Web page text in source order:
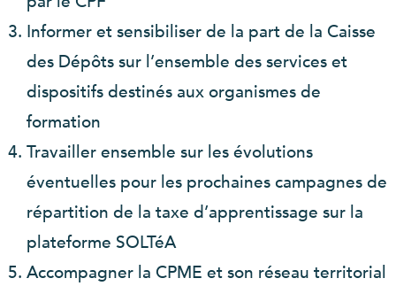
Informer et sensibiliser de la part de la Caisse
des Dépôts sur l’ensemble des services et
dispositifs destinés aux organismes de
formation
Travailler ensemble sur les évolutions
éventuelles pour les prochaines campagnes de
répartition de la taxe d’apprentissage sur la
plateforme SOLTéA
Accompagner la CPME et son réseau territorial